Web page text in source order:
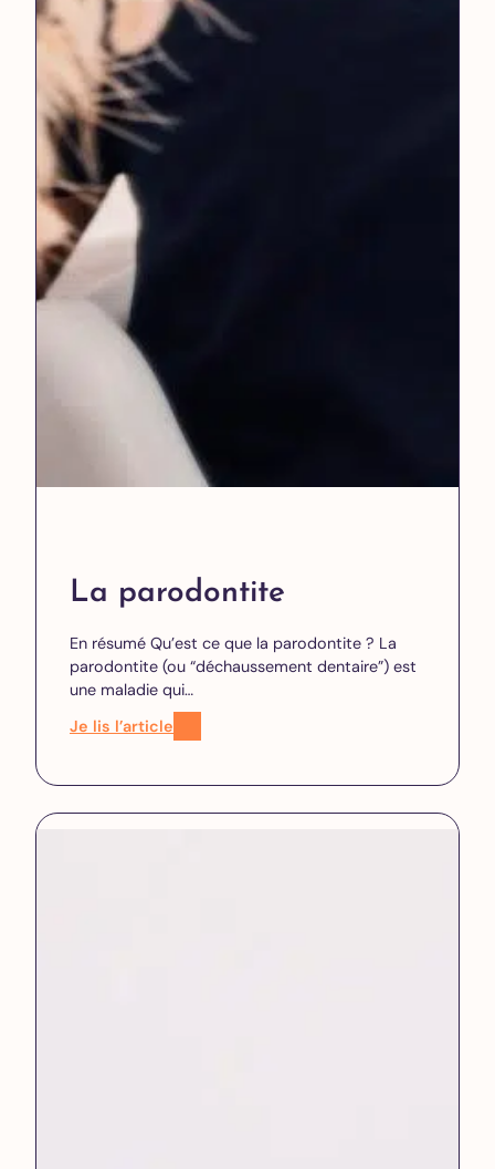
La parodontite
En résumé Qu’est ce que la parodontite ? La
parodontite (ou “déchaussement dentaire”) est
une maladie qui…
Je lis l’article